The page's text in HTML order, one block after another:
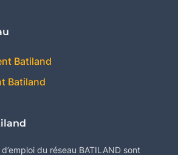
Batiland
Batiland
du réseau BATILAND sont